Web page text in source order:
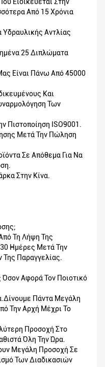
Ειδικεύεται Στην
Από 15 Χρόνια
Αντλίας
25 Διπλώματα
Είναι Πάνω Από 45000
Και
Των
Πιστοποίηση ISO9001.
Μετά Την Πώληση
Σε Απόθεμα Για Να
Στην Κίνα.
Τη Λήψη Της
Ημέρες Μετά Την
Παραγγελίας.
Όσον Αφορά Τον Ποιοτικό
Πάντα Μεγάλη
Την Αρχή Μέχρι Το
Προσοχή Στο
Όλη Την Ώρα.
Μεγάλη Προσοχή Σε
Των Διαδικασιών